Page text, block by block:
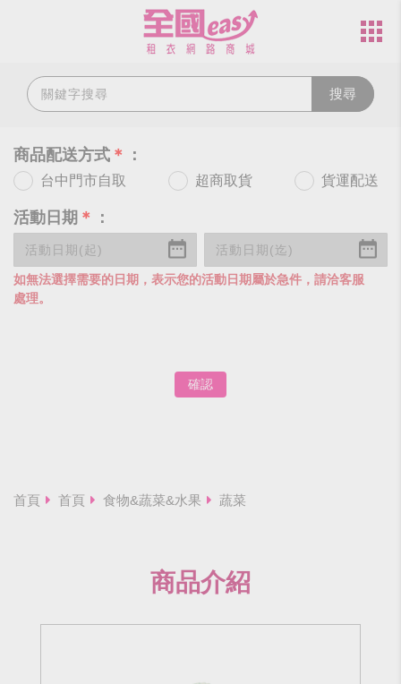
搜尋
商品配送方式 ＊ ：
台中門市自取 超商取貨 貨運配送
活動日期 ＊ ：
如無法選擇需要的日期，表示您的活動日期屬於急件，請洽客服
處理。
確認
首頁 首頁 食物&蔬菜&水果 蔬菜
商品介紹